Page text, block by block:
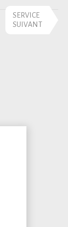
SERVICE
SUIVANT